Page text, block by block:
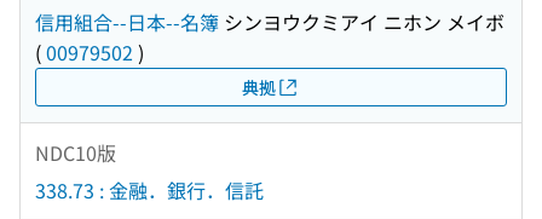
信用組合--日本--名簿 シンヨウクミアイ ニホン メイボ
(00979502 )
典拠
NDC10版
338.73 : 金融．銀行．信託